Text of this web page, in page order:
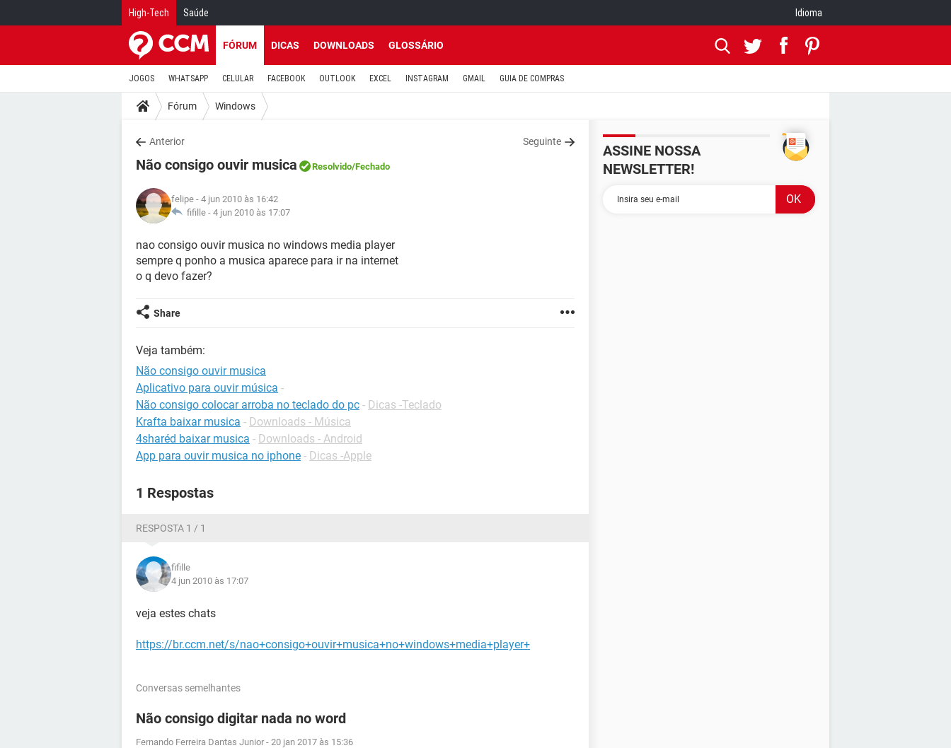
High-Tech Saúde Idioma
FÓRUM DICAS DOWNLOADS GLOSSÁRIO
JOGOS WHATSAPP CELULAR FACEBOOK OUTLOOK EXCEL INSTAGRAM GMAIL GUIA DE COMPRAS
Fórum Windows
Anterior Seguinte
Não consigo ouvir musica Resolvido/Fechado
felipe - 4 jun 2010 às 16:42
fifille - 4 jun 2010 às 17:07
nao consigo ouvir musica no windows media player
sempre q ponho a musica aparece para ir na internet
o q devo fazer?
Share
Veja também:
Não consigo ouvir musica
Aplicativo para ouvir música -
Não consigo colocar arroba no teclado do pc - Dicas -Teclado
Krafta baixar musica - Downloads - Música
4sharéd baixar musica - Downloads - Android
App para ouvir musica no iphone - Dicas -Apple
1 Respostas
RESPOSTA 1 / 1
fifille
4 jun 2010 às 17:07
veja estes chats
https://br.ccm.net/s/nao+consigo+ouvir+musica+no+windows+media+player+
Conversas semelhantes
Não consigo digitar nada no word
Fernando Ferreira Dantas Junior - 20 jan 2017 às 15:36
ASSINE NOSSA
NEWSLETTER!